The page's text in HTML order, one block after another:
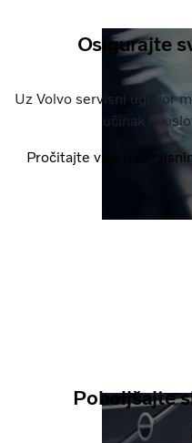
Osigurajte
Uz Volvo servisni ugovor
učinak i
Pročitajte više o
Poboljšajte